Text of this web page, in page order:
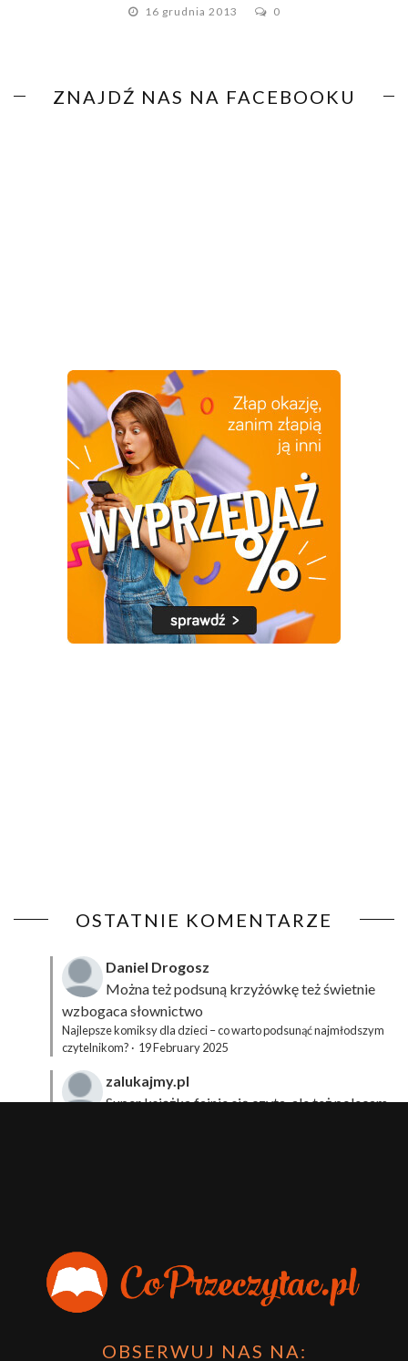
16 grudnia 2013
0
ZNAJDŹ NAS NA FACEBOOKU
OSTATNIE KOMENTARZE
Daniel Drogosz
Można też podsuną krzyżówkęteż świetnie
wzbogaca słownictwo
Najlepsze komiksy dla dzieci – co warto podsunąć najmłodszym
czytelnikom? · 19 February 2025
zalukajmy.pl
Super książka fajnie się czyta, ale też polecam
Planer Książkary – ten gadżet powinien mieć każdy
książkoholik!
8 December 2023
OBSERWUJ NAS NA: